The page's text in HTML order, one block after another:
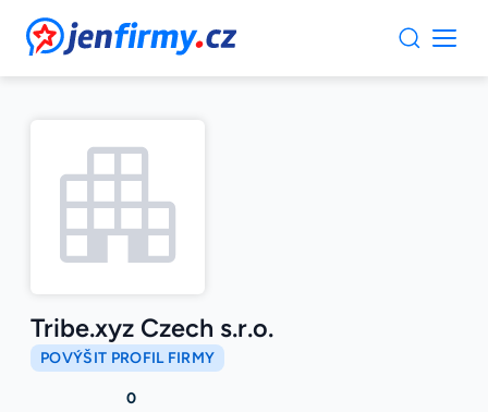
JenFirmy.cz
Tribe.xyz Czech s.r.o.
POVÝŠIT PROFIL FIRMY
0